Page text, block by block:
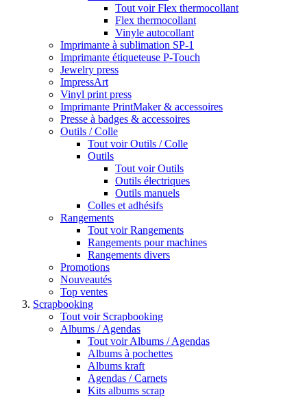
Tout voir Flex thermocollant
Flex thermocollant
Vinyle autocollant
Imprimante à sublimation SP-1
Imprimante étiqueteuse P-Touch
Jewelry press
ImpressArt
Vinyl print press
Imprimante PrintMaker & accessoires
Presse à badges & accessoires
Outils / Colle
Tout voir Outils / Colle
Outils
Tout voir Outils
Outils électriques
Outils manuels
Colles et adhésifs
Rangements
Tout voir Rangements
Rangements pour machines
Rangements divers
Promotions
Nouveautés
Top ventes
Scrapbooking
Tout voir Scrapbooking
Albums / Agendas
Tout voir Albums / Agendas
Albums à pochettes
Albums kraft
Agendas / Carnets
Kits albums scrap